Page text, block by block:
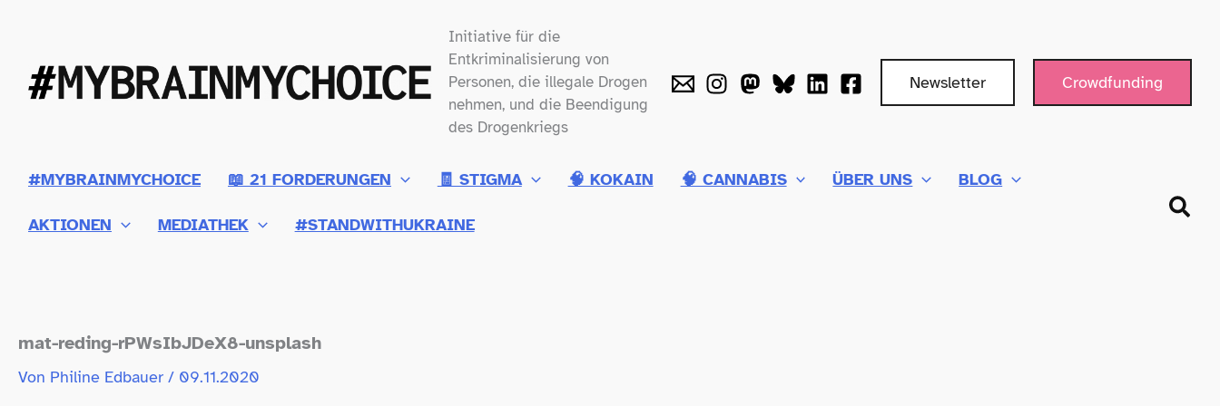
springen
Initiative für die
Entkriminalisierung von
Personen, die illegale Drogen
nehmen, und die Beendigung
des Drogenkriegs
Newsletter Crowdfunding
#MYBRAINMYCHOICE 📖 21 FORDERUNGEN 🧾 STIGMA 🧠 KOKAIN 🧠 CANNABIS ÜBER UNS BLOG
AKTIONEN MEDIATHEK #STANDWITHUKRAINE
mat-​reding-​rPWsIbJDeX8-​unsplash
Von Philine Edbauer / 09.11.2020